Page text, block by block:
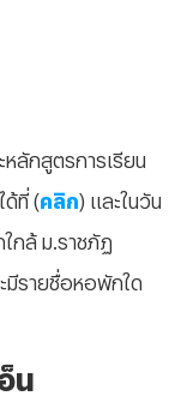
ลักสูตรการเรียน
ด้ที่ (คลิก) และในวัน
กล้ ม.ราชภัฏ
มีรายชื่อหอพักใด
น